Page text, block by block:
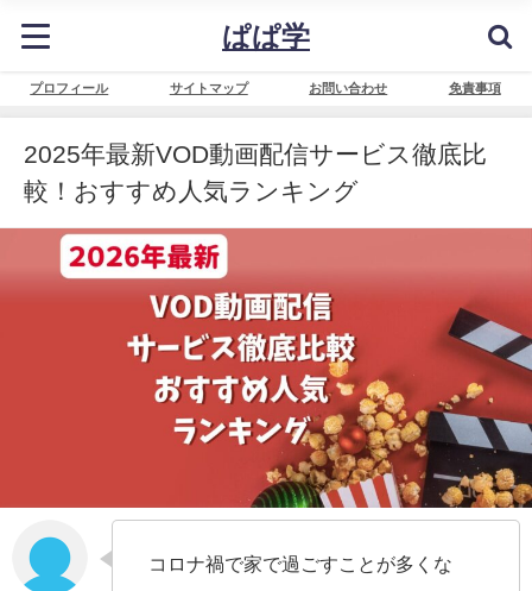
ぱぱ学
プロフィール サイトマップ お問い合わせ 免責事項
2025年最新VOD動画配信サービス徹底比
較！おすすめ人気ランキング
コロナ禍で家で過ごすことが多くな